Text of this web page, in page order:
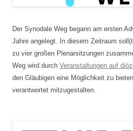
Der Synodale Weg begann am ersten
Jahre angelegt. In diesem Zeitraum
zu vier großen Plenarsitzungen
Weg wird durch Veranstaltungen auf
den Gläubigen eine Möglichkeit zu
verantwortet mitzugestalten.